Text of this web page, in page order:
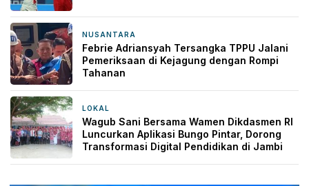
NUSANTARA
Febrie Adriansyah Tersangka TPPU Jalani
Pemeriksaan di Kejagung dengan Rompi
Tahanan
LOKAL
Wagub Sani Bersama Wamen Dikdasmen RI
Luncurkan Aplikasi Bungo Pintar, Dorong
Transformasi Digital Pendidikan di Jambi